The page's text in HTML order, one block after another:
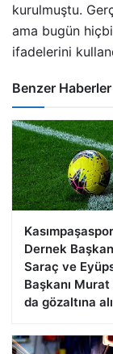
kurulmuştu.
ama bugün
ifadelerini
Benzer Haberler
Dernek
Saraç ve
Başkanı
da gözaltına